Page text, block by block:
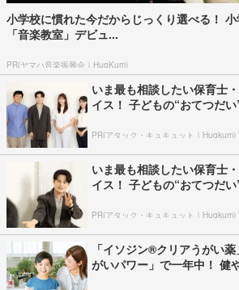
小学校に慣れた今だからじっくり選べる！
「音楽教室」デビュ...
PR(ヤマハ音楽振興会｜HugKum)
いま最も相談したい保育士
イス！ 子どもの“おてつだ
PR(アタック・キュキュット｜Hugkum)
いま最も相談したい保育士
イス！ 子どもの“おてつだ
PR(アタック・キュキュット｜Hugkum)
「イソジン®クリアうがい
がいパワー」で一年中！ 健